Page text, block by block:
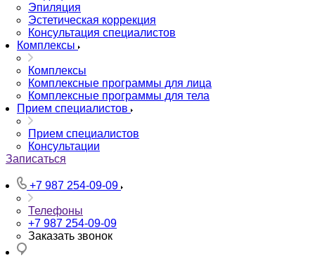
Эпиляция
Эстетическая коррекция
Консультация специалистов
Комплексы
Комплексы
Комплексные программы для лица
Комплексные программы для тела
Прием специалистов
Прием специалистов
Консультации
Записаться
+7 987 254-09-09
Телефоны
+7 987 254-09-09
Заказать звонок